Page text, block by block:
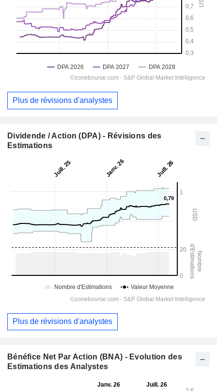
Plus de révisions d'analystes
Dividende / Action (DPA) - Révisions des
Estimations
Plus de révisions d'analystes
Bénéfice Net Par Action (BNA) - Evolution des
Estimations des Analystes